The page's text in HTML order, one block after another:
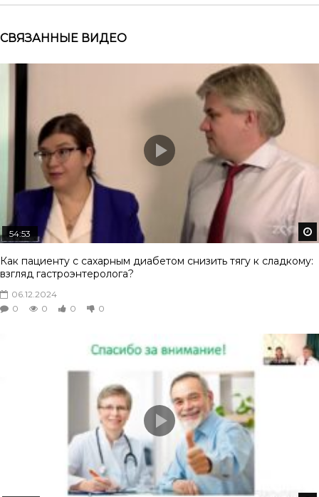
СВЯЗАННЫЕ ВИДЕО
54:53
Как пациенту с сахарным диабетом снизить тягу к сладкому:
взгляд гастроэнтеролога?
06.12.2024
0
0 0 0